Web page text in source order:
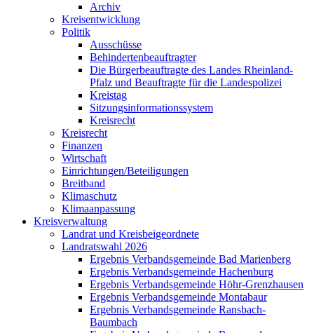
Archiv
Kreisentwicklung
Politik
Ausschüsse
Behindertenbeauftragter
Die Bürgerbeauftragte des Landes Rheinland-
Pfalz und Beauftragte für die Landespolizei
Kreistag
Sitzungsinformationssystem
Kreisrecht
Kreisrecht
Finanzen
Wirtschaft
Einrichtungen/Beteiligungen
Breitband
Klimaschutz
Klimaanpassung
Kreisverwaltung
Landrat und Kreisbeigeordnete
Landratswahl 2026
Ergebnis Verbandsgemeinde Bad Marienberg
Ergebnis Verbandsgemeinde Hachenburg
Ergebnis Verbandsgemeinde Höhr-Grenzhausen
Ergebnis Verbandsgemeinde Montabaur
Ergebnis Verbandsgemeinde Ransbach-
Baumbach